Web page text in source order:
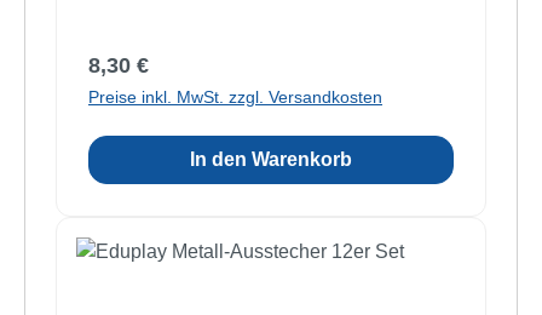
Regulärer Preis:
8,30 €
Preise inkl. MwSt. zzgl. Versandkosten
In den Warenkorb